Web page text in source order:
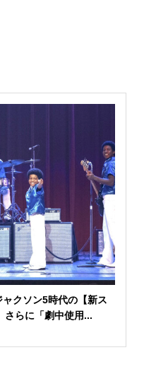
クソン5時代の【新ス
らに「劇中使用...